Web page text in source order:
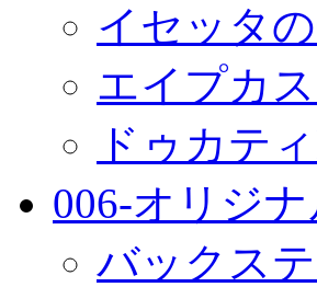
イセッタ
エイプカ
ドゥカテ
006-オリジ
バックス